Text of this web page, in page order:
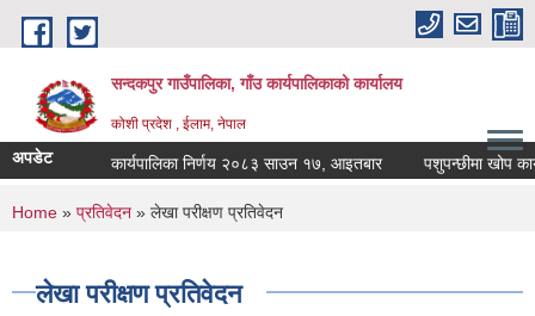
Skip to main content
सन्दकपुर गाउँपालिका, गाँउ कार्यपालिकाको कार्यालय
कोशी प्रदेश , ईलाम, नेपाल
अपडेट कार्यपालिका निर्णय २०८३ साउन १७, आइतबार पशुपन्छीमा खोप
You are here
Home » प्रतिवेदन » लेखा परीक्षण प्रतिवेदन
लेखा परीक्षण प्रतिवेदन